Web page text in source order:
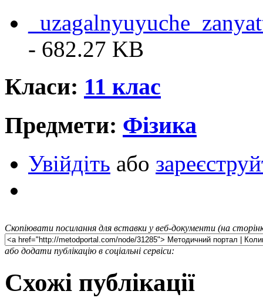
- 682.27 KB
Класи: 11 клас
Предмети: Фізика
Увійдіть або
Скопіювати посилання для вставки у веб-документи (на
або додати публікацію в соціальні сервіси:
Схожі публікації